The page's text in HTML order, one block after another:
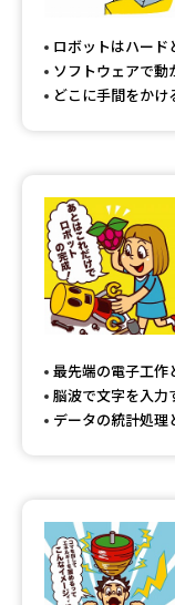
ロボットはハード
ソフトウェアで動
どこに手間をかけ
最先端の電子工作
脳波で文字を入力
データの統計処理